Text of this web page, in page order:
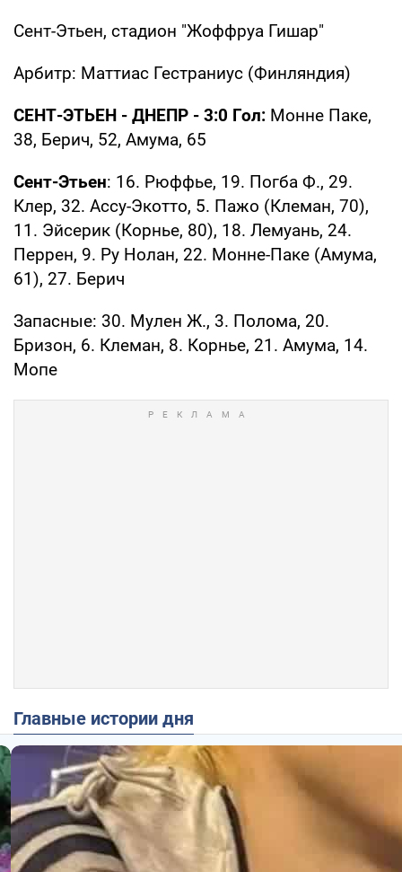
Сент-Этьен, стадион "Жоффруа Гишар"
Арбитр: Маттиас Гестраниус (Финляндия)
СЕНТ-ЭТЬЕН - ДНЕПР - 3:0 Гол: Монне Паке,
38, Берич, 52, Амума, 65
Сент-Этьен: 16. Рюффье, 19. Погба Ф., 29.
Клер, 32. Ассу-Экотто, 5. Пажо (Клеман, 70),
11. Эйсерик (Корнье, 80), 18. Лемуань, 24.
Перрен, 9. Ру Нолан, 22. Монне-Паке (Амума,
61), 27. Берич
Запасные: 30. Мулен Ж., 3. Полома, 20.
Бризон, 6. Клеман, 8. Корнье, 21. Амума, 14.
Мопе
Главные истории дня